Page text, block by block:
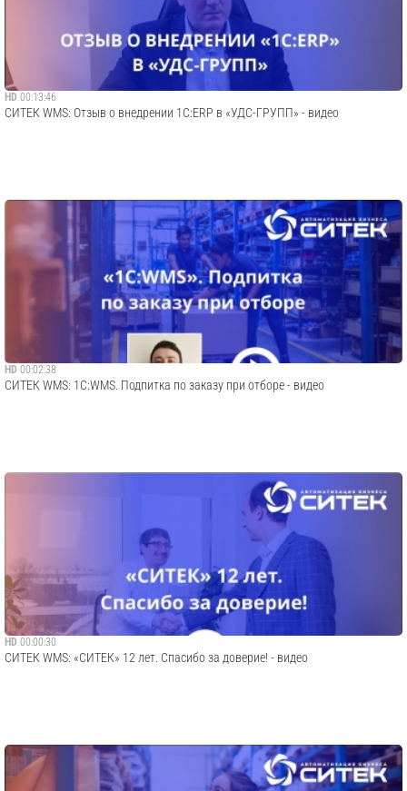
HD 00:13:46
СИТЕК WMS: Отзыв о внедрении 1С:ERP в «УДС-ГРУПП» - видео
HD 00:02:38
СИТЕК WMS: 1С:WMS. Подпитка по заказу при отборе - видео
HD 00:00:30
СИТЕК WMS: «СИТЕК» 12 лет. Спасибо за доверие! - видео